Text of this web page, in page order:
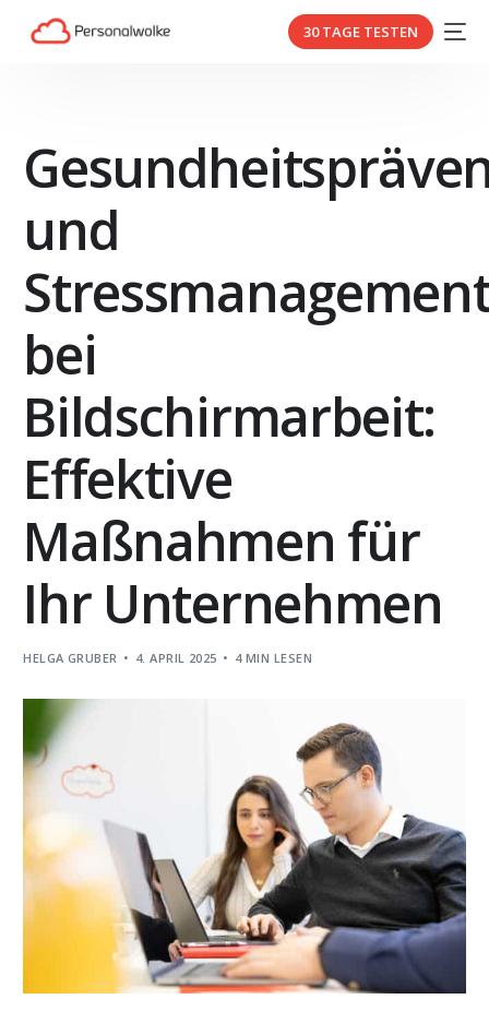
30 TAGE TESTEN
und
bei
Bildschirmarbeit:
Effektive
Maßnahmen für
Ihr Unternehmen
HELGA GRUBER 4. APRIL 2025 4 MIN LESEN